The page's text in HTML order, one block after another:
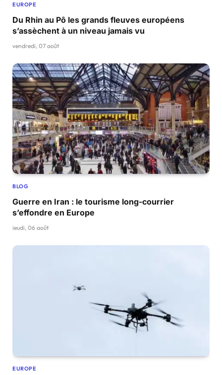
EUROPE
Du Rhin au Pô les grands fleuves européens
s’assèchent à un niveau jamais vu
vendredi, 07 août
BLOG
Guerre en Iran : le tourisme long-courrier
s’effondre en Europe
jeudi, 06 août
EUROPE